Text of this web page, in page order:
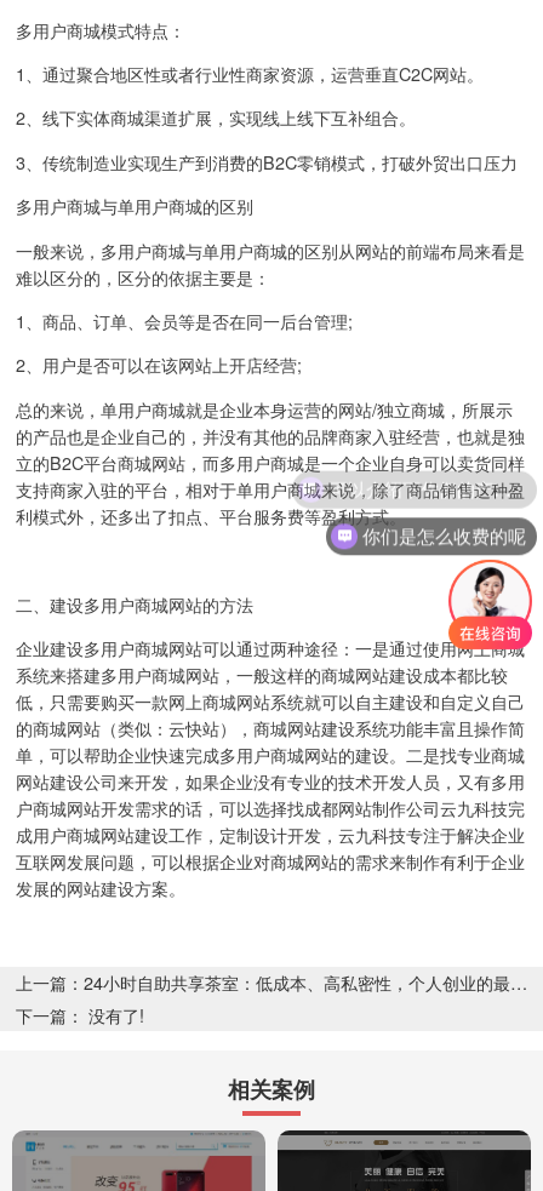
多用户商城模式特点：
1、通过聚合地区性或者行业性商家资源，运营垂直C2C网站。
2、线下实体商城渠道扩展，实现线上线下互补组合。
3、传统制造业实现生产到消费的B2C零销模式，打破外贸出口压力
多用户商城与单用户商城的区别
一般来说，多用户商城与单用户商城的区别从网站的前端布局来看是
难以区分的，区分的依据主要是：
1、商品、订单、会员等是否在同一后台管理;
2、用户是否可以在该网站上开店经营;
总的来说，单用户商城就是企业本身运营的网站/独立商城，所展示
的产品也是企业自己的，并没有其他的品牌商家入驻经营，也就是独
立的B2C平台商城网站，而多用户商城是一个企业自身可以卖货同样
支持商家入驻的平台，相对于单用户商城来说，除了商品销售这种盈
利模式外，还多出了扣点、平台服务费等盈利方式。
二、建设多用户商城网站的方法
企业建设多用户商城网站可以通过两种途径：一是通过使用网上商城
系统来搭建多用户商城网站，一般这样的商城网站建设成本都比较
低，只需要购买一款网上商城网站系统就可以自主建设和自定义自己
的商城网站（类似：云快站），商城网站建设系统功能丰富且操作简
单，可以帮助企业快速完成多用户商城网站的建设。二是找专业商城
网站建设公司来开发，如果企业没有专业的技术开发人员，又有多用
户商城网站开发需求的话，可以选择找成都网站制作公司云九科技完
成用户商城网站建设工作，定制设计开发，云九科技专注于解决企业
互联网发展问题，可以根据企业对商城网站的需求来制作有利于企业
发展的网站建设方案。
上一篇：24小时自助共享茶室：低成本、高私密性，个人创业的最佳选择
下一篇： 没有了!
相关案例
可以介绍下你们的产品么
你们是怎么收费的呢